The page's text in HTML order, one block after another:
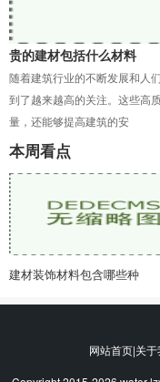
贵的建材包括什么材料
随着建筑行业的不断发展和人
到了越来越高的关注。这些高
量，还能够提高建筑的安
本周看点
建材装饰材料包含哪些种
网站首页|关